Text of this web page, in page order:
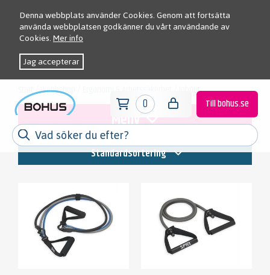
Denna webbplats använder Cookies. Genom att fortsätta
använda webbplatsen godkänner du vårt användande av
Cookies.Mer info
Jag accepterar
0 Till bohus.se
Start/Webbshop JobOut
Meny
Standardsortering